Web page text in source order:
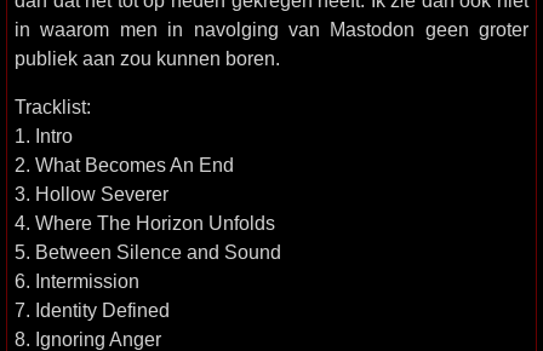
in waarom men in navolging van Mastodon geen groter
publiek aan zou kunnen boren.
Tracklist:
1. Intro
2. What Becomes An End
3. Hollow Severer
4. Where The Horizon Unfolds
5. Between Silence and Sound
6. Intermission
7. Identity Defined
8. Ignoring Anger